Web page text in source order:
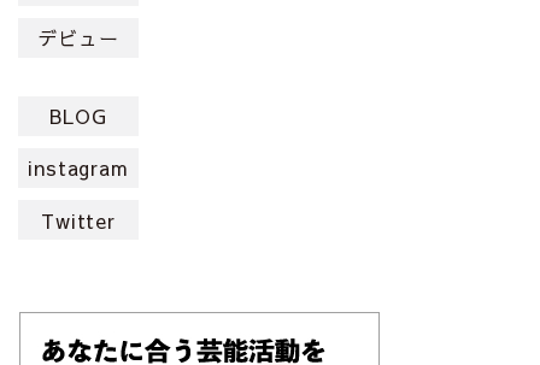
デビュー
BLOG
instagram
Twitter